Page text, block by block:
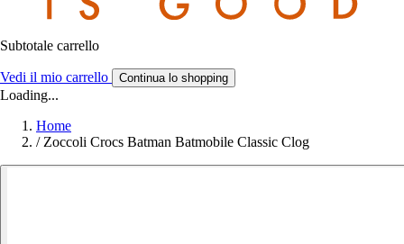
Subtotale carrello
Vedi il mio carrello Continua lo shopping
Loading...
Home
/ Zoccoli Crocs Batman Batmobile Classic Clog